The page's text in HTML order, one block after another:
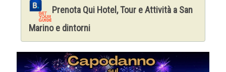
Prenota Qui Hotel, Tour e Attività a San
Marino e dintorni